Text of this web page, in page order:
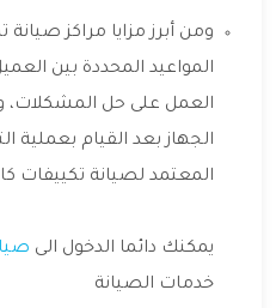
ومن أبرز مزايا مراكز صيانة
المواعيد المحددة بين
العمل على حل المشكلات،
الجهاز بعد القيام بعملية
المعتمد لصيانة تكييفات
يمكنك دائما الدخول الى
خدمات الصيانة